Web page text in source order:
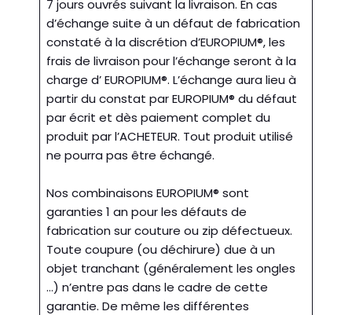
7 jours ouvrés suivant la livraison. En cas
d’échange suite à un défaut de fabrication
constaté à la discrétion d’EUROPIUM®, les
frais de livraison pour l’échange seront à la
charge d’ EUROPIUM®. L’échange aura lieu à
partir du constat par EUROPIUM® du défaut
par écrit et dès paiement complet du
produit par l’ACHETEUR. Tout produit utilisé
ne pourra pas être échangé.
Nos combinaisons EUROPIUM® sont
garanties 1 an pour les défauts de
fabrication sur couture ou zip défectueux.
Toute coupure (ou déchirure) due à un
objet tranchant (généralement les ongles
…) n’entre pas dans le cadre de cette
garantie. De même les différentes